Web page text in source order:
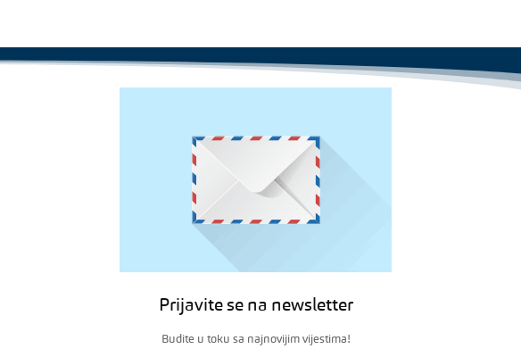
Prijavite se na newsletter
Budite u toku sa najnovijim vijestima!